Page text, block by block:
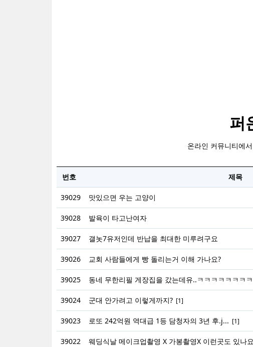
퍼
온라인 커뮤니티에
번호 제목
39029 맛있으면 우는 고양이
39028 발육이 타고난여자
39027 갤놋7유저인데 반납을 최대한 미루려구요
39026 교회 사람들에게 빵 돌리는거 이해 가나요?
39025 동네 무한리필 게장집을 갔는데유..ㅋㅋㅋㅋㅋㅋㅋ
39024 군대 안가려고 이렇게까지? [1]
39023 로또 242억원 역대급 1등 담청자의 3년 후.j... [1]
39022 웨딩식날 메이크업촬영 X 가봉촬영X 이런곳도 있나